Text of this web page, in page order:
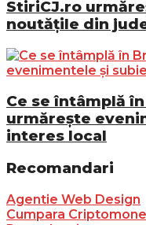
StiriCJ.ro
noutățile din
Ce se întâmplă
urmărește
interes local
Recomandari
Agentie Web Design
Cumpara